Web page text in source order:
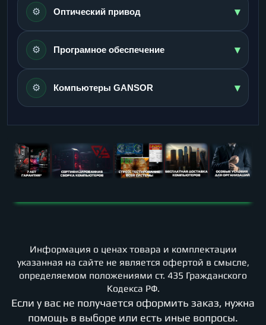
⚙️ Оптический привод ▾
⚙️ Програмное обеспечение ▾
⚙️ Компьютеры GANSOR ▾
Информация о ценах товара и комплектации
указанная на сайте не является офертой в смысле,
определяемом положениями ст. 435 Гражданского
Кодекса РФ.
Если у вас не получается оформить заказ, нужна
помощь в выборе или есть иные вопросы.